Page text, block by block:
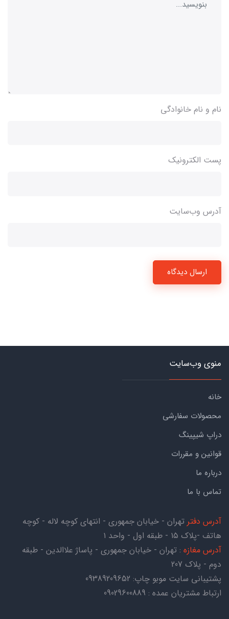
نام و نام خانوادگی
پست الکترونیک
آدرس وب‌سایت
ارسال دیدگاه
منوی وب‌سایت
خانه
محصولات سفارشی
دراپ شیپینگ
قوانین و مقررات
درباره ما
تماس با ما
آدرس دفتر تهران - خیابان جمهوری - انتهای کوچه لاله - کوچه
هاتف -پلاک ۱۵ - طبقه اول - واحد ۱
آدرس مغازه : تهران - خیابان جمهوری - پاساژ علاالدین - طبقه
دوم - پلاک 207
پشتیبانی سایت موبو چاپ: 09389209652
ارتباط مشتریان عمده : 09029600889